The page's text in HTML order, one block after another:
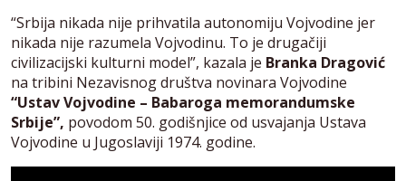
“Srbija nikada nije prihvatila autonomiju Vojvodine jer
nikada nije razumela Vojvodinu. To je drugačiji
civilizacijski kulturni model”, kazala je Branka Dragović
na tribini Nezavisnog društva novinara Vojvodine
“Ustav Vojvodine – Babaroga memorandumske
Srbije”, povodom 50. godišnjice od usvajanja Ustava
Vojvodine u Jugoslaviji 1974. godine.